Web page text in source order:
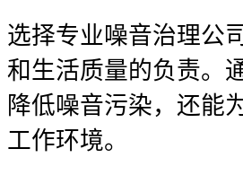
选择专业噪音治理公
和生活质量的负责。
降低噪音污染，还能
工作环境。